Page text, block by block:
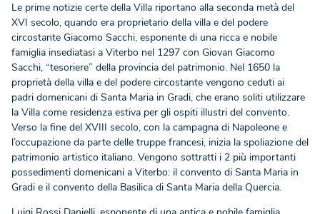
Le prime notizie certe della Villa riportano alla seconda metà del
XVI secolo, quando era proprietario della villa e del podere
circostante Giacomo Sacchi, esponente di una ricca e nobile
famiglia insediatasi a Viterbo nel 1297 con Giovan Giacomo
Sacchi, “tesoriere” della provincia del patrimonio. Nel 1650 la
proprietà della villa e del podere circostante vengono ceduti ai
padri domenicani di Santa Maria in Gradi, che erano soliti utilizzare
la Villa come residenza estiva per gli ospiti illustri del convento.
Verso la fine del XVIII secolo, con la campagna di Napoleone e
l’occupazione da parte delle truppe francesi, inizia la spoliazione del
patrimonio artistico italiano. Vengono sottratti i 2 più importanti
possedimenti domenicani a Viterbo: il convento di Santa Maria in
Gradi e il convento della Basilica di Santa Maria della Quercia.